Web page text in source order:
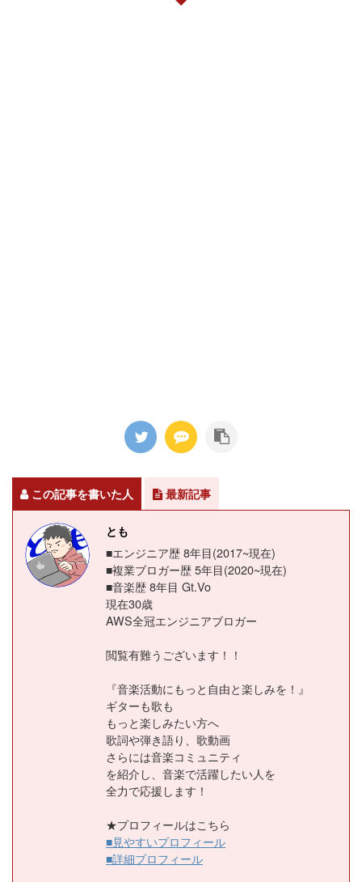
この記事を書いた人 最新記事
とも
■エンジニア歴 8年目(2017~現在)
■複業ブロガー歴 5年目(2020~現在)
■音楽歴 8年目 Gt.Vo
現在30歳
AWS全冠エンジニアブロガー
閲覧有難うございます！！
『音楽活動にもっと自由と楽しみを！』
ギターも歌も
もっと楽しみたい方へ
歌詞や弾き語り、歌動画
さらには音楽コミュニティ
を紹介し、音楽で活躍したい人を
全力で応援します！
★プロフィールはこちら
■見やすいプロフィール
■詳細プロフィール